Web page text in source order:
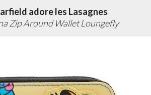
adore les Lasagnes
Zip Around Wallet Loungefly